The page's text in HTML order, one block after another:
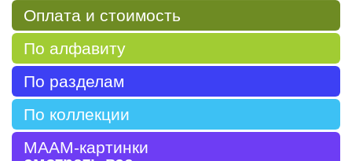
Оплата и стоимость
По алфавиту
По разделам
По коллекции
МААМ-картинки